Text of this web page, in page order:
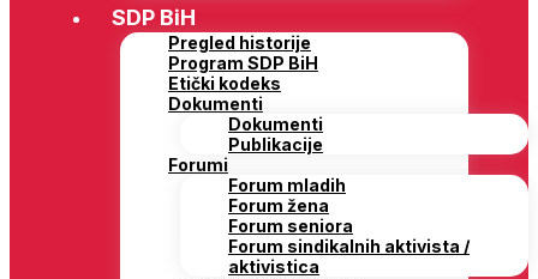
SDP BiH
Pregled historije
Program SDP BiH
Etički kodeks
Dokumenti
Dokumenti
Publikacije
Forumi
Forum mladih
Forum žena
Forum seniora
Forum sindikalnih aktivista /
aktivistica